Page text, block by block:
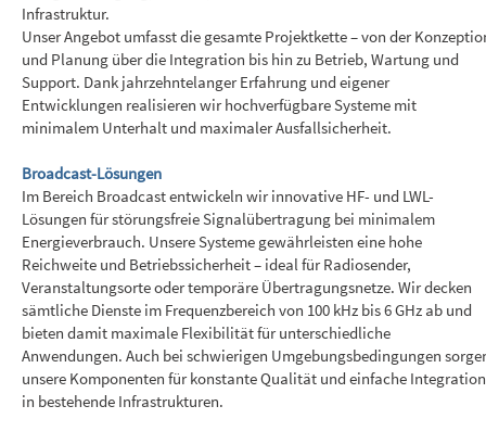
Infrastruktur.
Unser Angebot umfasst die gesamte Projektkette – von der
und Planung über die Integration bis hin zu Betrieb, Wartung und
Support. Dank jahrzehntelanger Erfahrung und eigener
Entwicklungen realisieren wir hochverfügbare Systeme mit
minimalem Unterhalt und maximaler Ausfallsicherheit.
Broadcast-Lösungen
Im Bereich Broadcast entwickeln wir innovative HF- und LWL-
Lösungen für störungsfreie Signalübertragung bei minimalem
Energieverbrauch. Unsere Systeme gewährleisten eine hohe
Reichweite und Betriebssicherheit – ideal für Radiosender,
Veranstaltungsorte oder temporäre Übertragungsnetze. Wir decken
sämtliche Dienste im Frequenzbereich von 100 kHz bis 6 GHz ab und
bieten damit maximale Flexibilität für unterschiedliche
Anwendungen. Auch bei schwierigen Umgebungsbedingungen
unsere Komponenten für konstante Qualität und einfache Integration
in bestehende Infrastrukturen.